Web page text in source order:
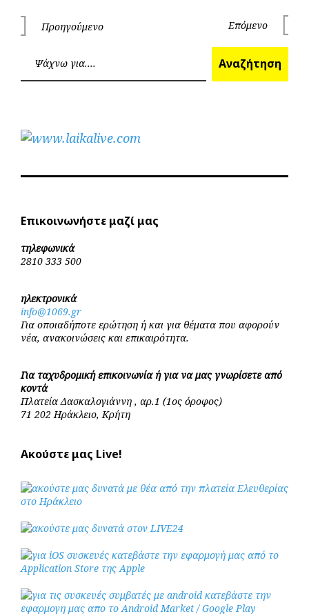
Πλοήγηση
άρθρων
Προηγούμενο Επόμενο
Αναζήτηση
Επικοινωνήστε μαζί μας
τηλεφωνικά
2810 333 500
ηλεκτρονικά
info@1069.gr
Για οποιαδήποτε ερώτηση ή και για θέματα που αφορούν
νέα, ανακοινώσεις και επικαιρότητα.
Για ταχυδρομική επικοινωνία ή για να μας γνωρίσετε από
κοντά
Πλατεία Δασκαλογιάννη , αρ.1 (1ος όροφος)
71 202 Ηράκλειο, Κρήτη
Ακούστε μας Live!